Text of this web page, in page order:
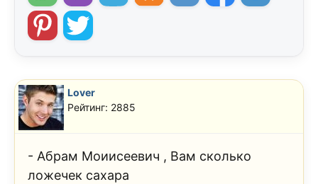
Lover
Рейтинг: 2885
- Абрам Моиисеевич , Вам сколько
ложечек сахара